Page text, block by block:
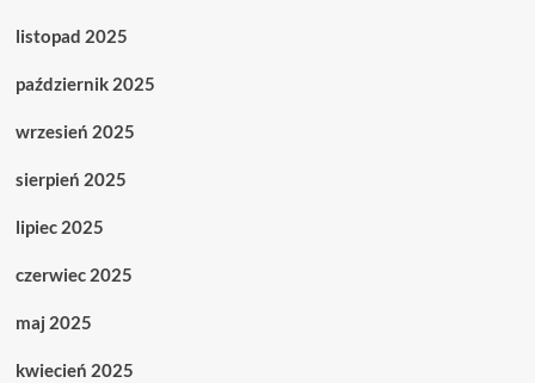
listopad 2025
październik 2025
wrzesień 2025
sierpień 2025
lipiec 2025
czerwiec 2025
maj 2025
kwiecień 2025